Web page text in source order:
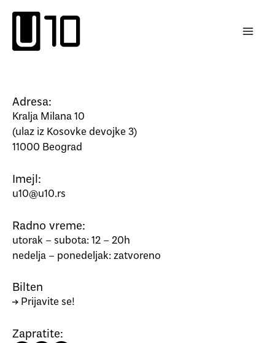
садржај
Adresa:
Kralja Milana 10
(ulaz iz Kosovke devojke 3)
11000 Beograd
Imejl:
u10@u10.rs
Radno vreme:
utorak – subota: 12 – 20h
nedelja – ponedeljak: zatvoreno
Bilten
→ Prijavite se!
Zapratite: